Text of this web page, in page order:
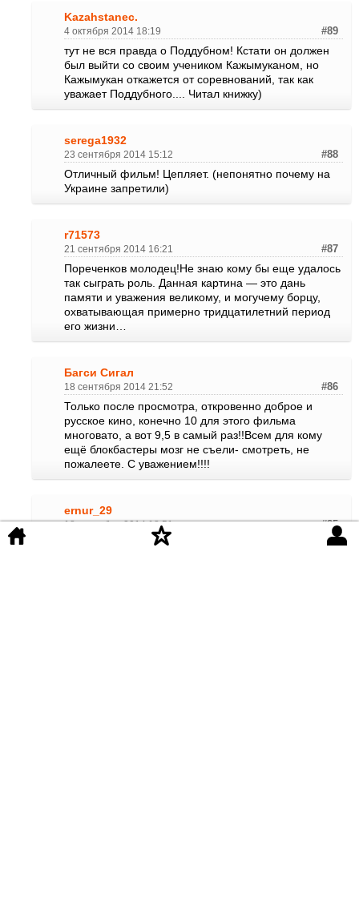
Kazahstanec.
4 октября 2014 18:19 #89
тут не вся правда о Поддубном! Кстати он должен
был выйти со своим учеником Кажымуканом, но
Кажымукан откажется от соревнований, так как
уважает Поддубного.... Читал книжку)
serega1932
23 сентября 2014 15:12 #88
Отличный фильм! Цепляет. (непонятно почему на
Украине запретили)
r71573
21 сентября 2014 16:21 #87
Пореченков молодец!Не знаю кому бы еще удалось
так сыграть роль. Данная картина — это дань
памяти и уважения великому, и могучему борцу,
охватывающая примерно тридцатилетний период
его жизни…
Багси Сигал
18 сентября 2014 21:52 #86
Только после просмотра, откровенно доброе и
русское кино, конечно 10 для этого фильма
многовато, а вот 9,5 в самый раз!!Всем для кому
ещё блокбастеры мозг не съели- смотреть, не
пожалеете. С уважением!!!!
ernur_29
18 сентября 2014 18:51 #85
Эту историю, кажется, хорошо бы дополнила